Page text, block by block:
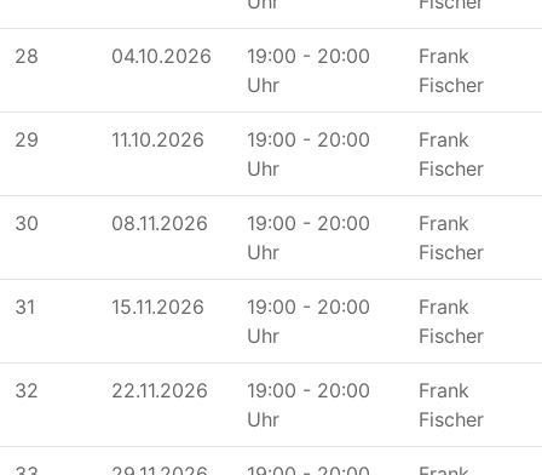
28 04.10.2026
19:00 - 20:00
Uhr
Frank
Fischer
29 11.10.2026
19:00 - 20:00
Uhr
Frank
Fischer
30 08.11.2026
19:00 - 20:00
Uhr
Frank
Fischer
31 15.11.2026
19:00 - 20:00
Uhr
Frank
Fischer
32 22.11.2026
19:00 - 20:00
Uhr
Frank
Fischer